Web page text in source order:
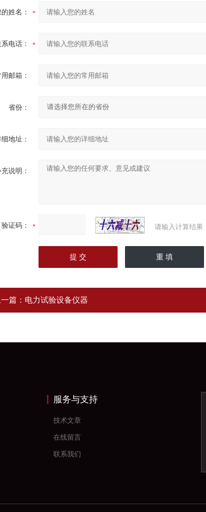
姓名：
电话：
邮箱：
省份：
地址：
说明：
验证码： 请输入计算结果
一篇： 电力试验设备仪器
服务与支持
技术文章
在线留言
联系我们